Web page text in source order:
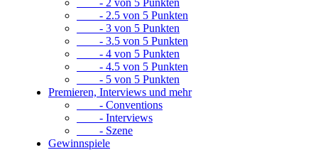
- 2 von 5 Punkten
- 2.5 von 5 Punkten
- 3 von 5 Punkten
- 3.5 von 5 Punkten
- 4 von 5 Punkten
- 4.5 von 5 Punkten
- 5 von 5 Punkten
Premieren, Interviews und mehr
- Conventions
- Interviews
- Szene
Gewinnspiele